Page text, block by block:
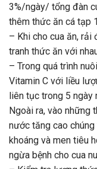
3%/ngày/ tổng đàn
thêm thức ăn cá tạp
– Khi cho cua ăn, rải
tranh thức ăn với
– Trong quá trình
Vitamin C với liều
liên tục trong 5 ngày
Ngoài ra, vào những
nước tăng cao
khoáng và men tiêu
ngừa bệnh cho cua